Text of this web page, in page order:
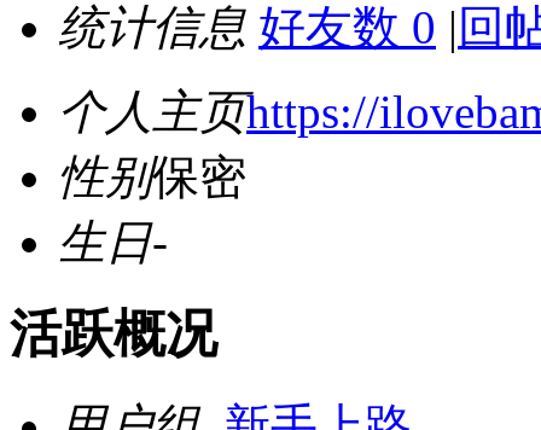
统计信息 好友数 0 | 回
个人主页https://
性别保密
生日-
活跃概况